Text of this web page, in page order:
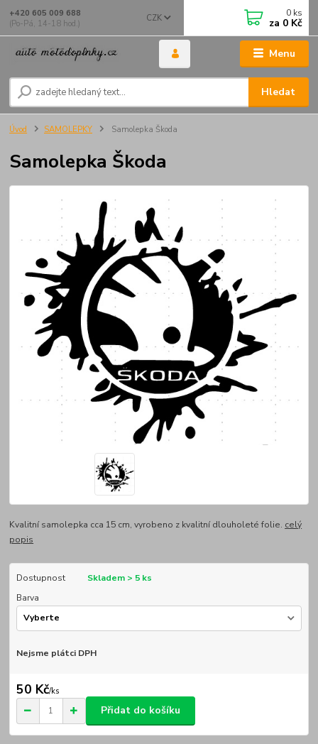
Menu
CZK
Hledat
+420 605 009 688
(Po-Pá, 14-18 hod.)
0 ks
za 0 Kč
Úvod SAMOLEPKY Samolepka Škoda
Samolepka Škoda
Kvalitní samolepka cca 15 cm, vyrobeno z kvalitní dlouholeté folie. celý
popis
Dostupnost
Skladem > 5 ks
Barva
Nejsme plátci DPH
50 Kč/ks
Přidat do košíku